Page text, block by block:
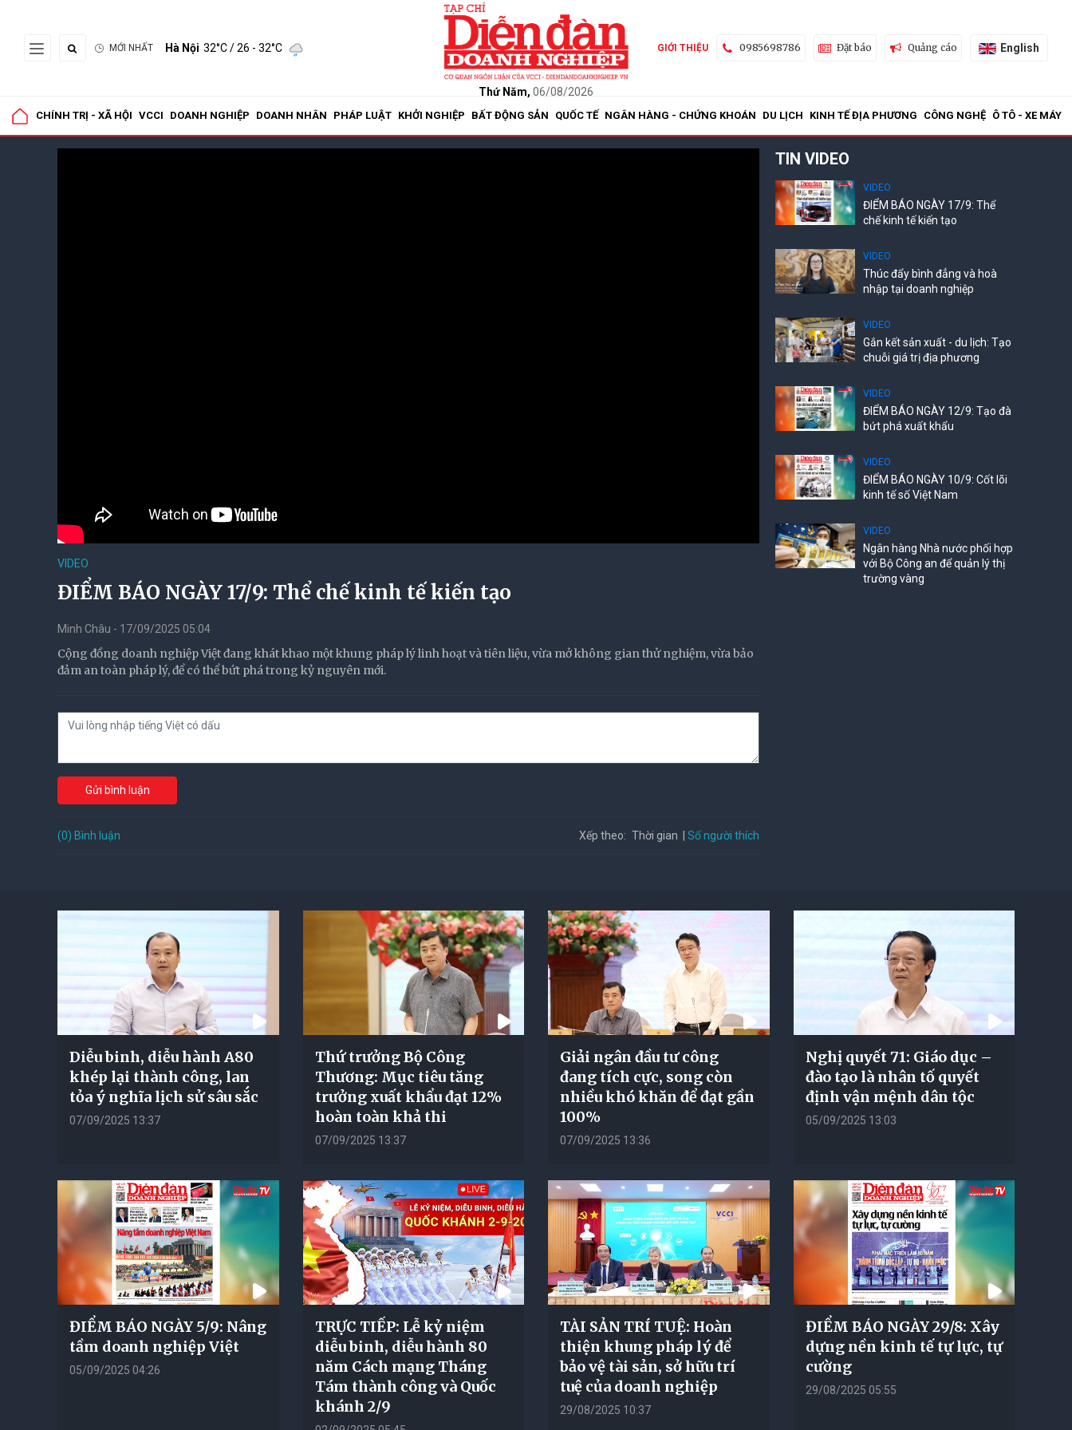
MỚI NHẤT Hà Nội 32°C/ 26 - 32°C
Thứ Năm, 06/08/2026
GIỚI THIỆU 0985698786 Đặt báo Quảng cáo English
CHÍNH TRỊ - XÃ HỘI VCCI DOANH NGHIỆP DOANH NHÂN PHÁP LUẬT KHỞI NGHIỆP BẤT ĐỘNG SẢN QUỐC TẾ NGÂN HÀNG - CHỨNG KHOÁN DU LỊCH KINH TẾ ĐỊA PHƯƠNG CÔNG NGHỆ Ô TÔ - XE MÁY
VIDEO
ĐIỂM BÁO NGÀY 17/9: Thể chế kinh tế kiến tạo
Minh Châu - 17/09/2025 05:04
Cộng đồng doanh nghiệp Việt đang khát khao một khung pháp lý linh hoạt và tiên liệu, vừa mở không gian thử nghiệm, vừa bảo
đảm an toàn pháp lý, để có thể bứt phá trong kỷ nguyên mới.
Gửi bình luận
(0) Bình luận Xếp theo: Thời gian Số người thích
TIN VIDEO
VIDEO
ĐIỂM BÁO NGÀY 17/9: Thể
chế kinh tế kiến tạo
VIDEO
Thúc đẩy bình đẳng và hoà
nhập tại doanh nghiệp
VIDEO
Gắn kết sản xuất - du lịch: Tạo
chuỗi giá trị địa phương
VIDEO
ĐIỂM BÁO NGÀY 12/9: Tạo đà
bứt phá xuất khẩu
VIDEO
ĐIỂM BÁO NGÀY 10/9: Cốt lõi
kinh tế số Việt Nam
VIDEO
Ngân hàng Nhà nước phối hợp
với Bộ Công an để quản lý thị
trường vàng
Diễu binh, diễu hành A80
khép lại thành công, lan
tỏa ý nghĩa lịch sử sâu sắc
07/09/2025 13:37
Thứ trưởng Bộ Công
Thương: Mục tiêu tăng
trưởng xuất khẩu đạt 12%
hoàn toàn khả thi
07/09/2025 13:37
Giải ngân đầu tư công
đang tích cực, song còn
nhiều khó khăn để đạt gần
100%
07/09/2025 13:36
Nghị quyết 71: Giáo dục –
đào tạo là nhân tố quyết
định vận mệnh dân tộc
05/09/2025 13:03
ĐIỂM BÁO NGÀY 5/9: Nâng
tầm doanh nghiệp Việt
05/09/2025 04:26
TRỰC TIẾP: Lễ kỷ niệm
diễu binh, diễu hành 80
năm Cách mạng Tháng
Tám thành công và Quốc
khánh 2/9
TÀI SẢN TRÍ TUỆ: Hoàn
thiện khung pháp lý để
bảo vệ tài sản, sở hữu trí
tuệ của doanh nghiệp
29/08/2025 10:37
ĐIỂM BÁO NGÀY 29/8: Xây
dựng nền kinh tế tự lực, tự
cường
29/08/2025 05:55